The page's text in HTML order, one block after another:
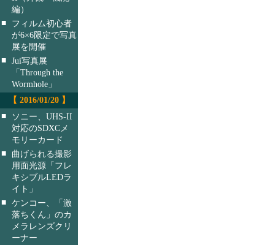
編）
■
フィルム初心者
が6×6限定で写真
展を開催
■ Jui写真展
「Through the
Wormhole」
【 2016/01/20 】
■
ソニー、UHS-II
対応のSDXCメ
モリーカード
■
曲げられる撮影
用面光源「フレ
キシブルLEDラ
イト」
■ ケンコー、「激
落ちくん」のカ
メラレンズクリ
ーナー